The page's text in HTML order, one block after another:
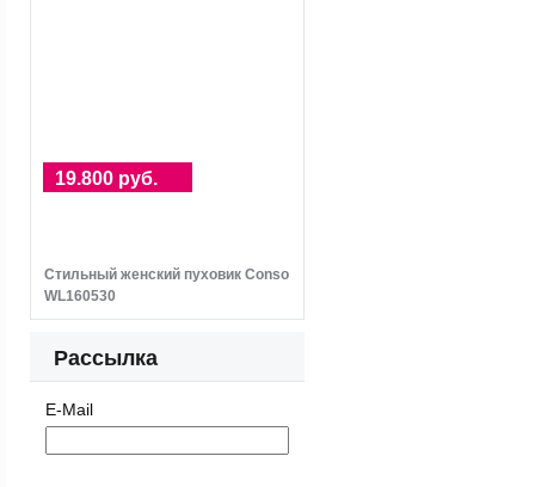
19.800 руб.
Стильный женский пуховик Conso
WL160530
Рассылка
E-Mail